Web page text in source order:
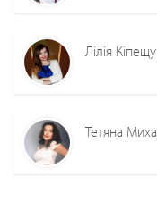
Лілія
Тетяна